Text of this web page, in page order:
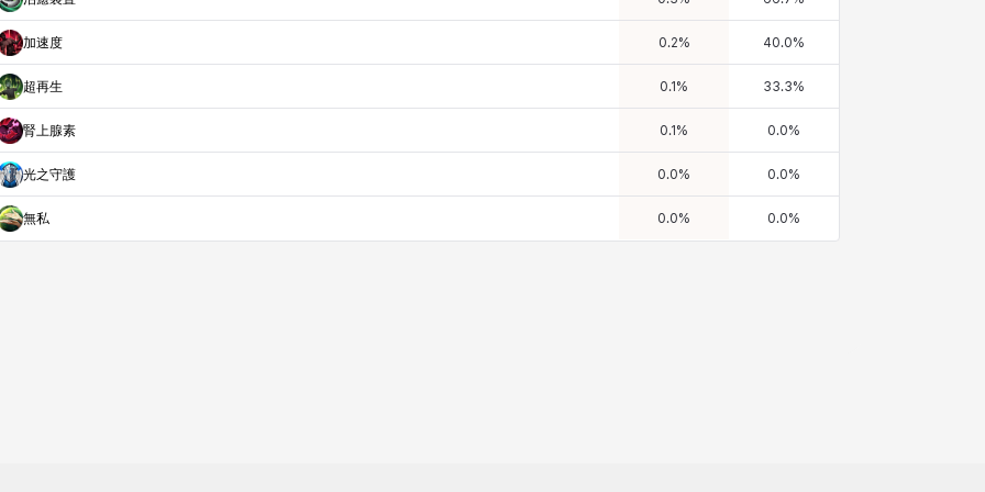
加速度 0.2% 40.0%
超再生 0.1 % 33.3%
腎上腺素 0.1 % 0.0%
光之守護 0.0% 0.0%
無私 0.0% 0.0%